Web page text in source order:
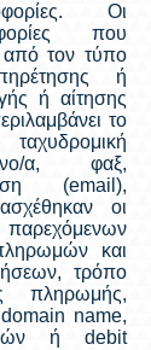
Οι
που
από τον τύπο
ή
ή αίτησης
το
α, φαξ,
(email),
οι
και
τρόπο
πληρωμής,
name,
ή debit